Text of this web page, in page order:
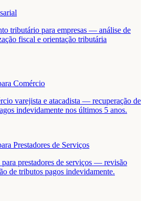
tributário para empresas — análise de
fiscal e orientação tributária
Comércio
varejista e atacadista — recuperação de
indevidamente nos últimos 5 anos.
Prestadores de Serviços
prestadores de serviços — revisão
de tributos pagos indevidamente.